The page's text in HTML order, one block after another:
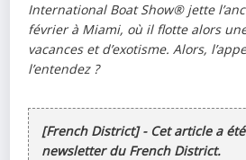
International Boat Show® jette
février à Miami, où il flotte alors
vacances et d’exotisme. Alors,
l’entendez ?
[French District] - Cet article a
newsletter du French District.